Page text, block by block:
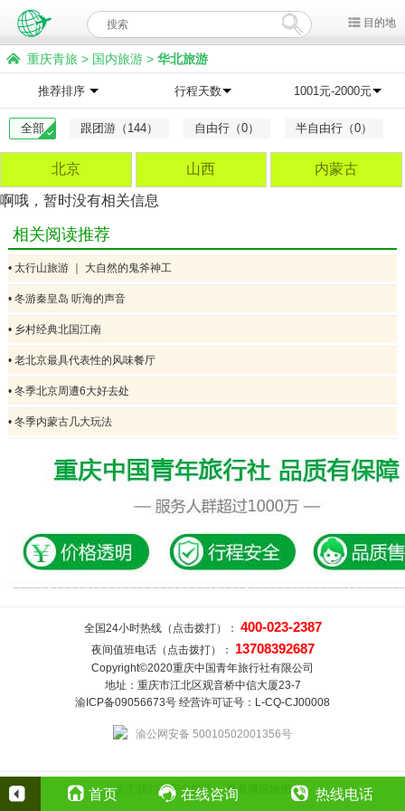
目的地
重庆青旅 > 国内旅游 > 华北旅游
推荐排序 行程天数 1001元-2000元
全部 跟团游（144） 自由行（0） 半自由行（0）
北京 山西 内蒙古
啊哦，暂时没有相关信息
相关阅读推荐
• 太行山旅游 ｜ 大自然的鬼斧神工
• 冬游秦皇岛 听海的声音
• 乡村经典北国江南
• 老北京最具代表性的风味餐厅
• 冬季北京周遭6大好去处
• 冬季内蒙古几大玩法
全国24小时热线（点击拨打）： 400-023-2387
夜间值班电话（点击拨打）： 13708392687
Copyright©2020重庆中国青年旅行社有限公司
地址：重庆市江北区观音桥中信大厦23-7
渝ICP备09056673号 经营许可证号：L-CQ-CJ00008
渝公网安备 50010502001356号
关于我们 安全提示 查看腾讯地图
首页 在线咨询 热线电话